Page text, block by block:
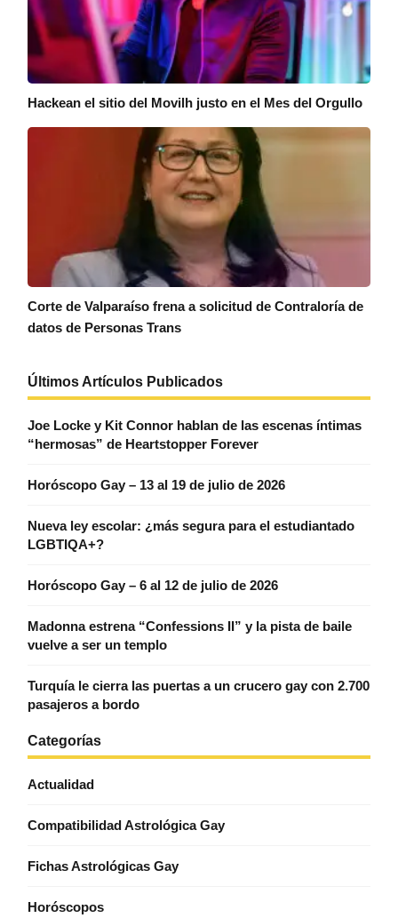
Hackean el sitio del Movilh justo en el Mes del Orgullo
Corte de Valparaíso frena a solicitud de Contraloría de
datos de Personas Trans
Últimos Artículos Publicados
Joe Locke y Kit Connor hablan de las escenas íntimas
“hermosas” de Heartstopper Forever
Horóscopo Gay – 13 al 19 de julio de 2026
Nueva ley escolar: ¿más segura para el estudiantado
LGBTIQA+?
Horóscopo Gay – 6 al 12 de julio de 2026
Madonna estrena “Confessions II” y la pista de baile
vuelve a ser un templo
Turquía le cierra las puertas a un crucero gay con 2.700
pasajeros a bordo
Categorías
Actualidad
Compatibilidad Astrológica Gay
Fichas Astrológicas Gay
Horóscopos